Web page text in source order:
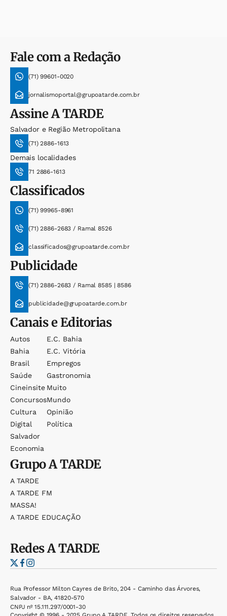
Fale com a Redação
(71) 99601-0020
jornalismoportal@grupoatarde.com.br
AssineA TARDE
Salvador e Região Metropolitana
(71) 2886-1613
Demais localidades
71 2886-1613
Classificados
(71) 99965-8961
(71) 2886-2683 / Ramal 8526
classificados@grupoatarde.com.br
Publicidade
(71) 2886-2683 / Ramal 8585 | 8586
publicidade@grupoatarde.com.br
Canais e Editorias
Autos
Bahia
Brasil
Saúde
Cineinsite
Concursos
Cultura
Digital
Salvador
Economia
E.c. Bahia
E.c. Vitória
Empregos
Gastronomia
Muito
Mundo
Opinião
Política
GrupoA TARDE
A TARDE
A TARDE FM
MASSA!
A TARDE EDUCAÇÃO
RedesA TARDE
Rua Professor Milton Cayres de Brito, 204 - Caminho das Árvores,
Salvador - BA, 41820-570
CNPJ nº 15.111.297/0001-30